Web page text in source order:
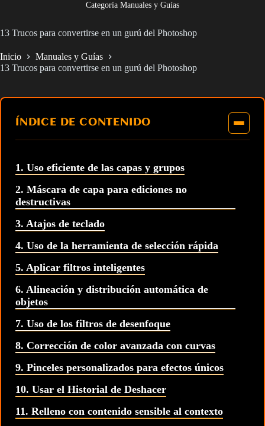
Categoría Manuales y Guías
13 Trucos para convertirse en un gurú del Photoshop
Inicio
Manuales y Guías
13 Trucos para convertirse en un gurú del Photoshop
ÍNDICE DE CONTENIDO
1. Uso eficiente de las capas y grupos
2. Máscara de capa para ediciones no
destructivas
3. Atajos de teclado
4. Uso de la herramienta de selección rápida
5. Aplicar filtros inteligentes
6. Alineación y distribución automática de
objetos
7. Uso de los filtros de desenfoque
8. Corrección de color avanzada con curvas
9. Pinceles personalizados para efectos únicos
10. Usar el Historial de Deshacer
11. Relleno con contenido sensible al contexto